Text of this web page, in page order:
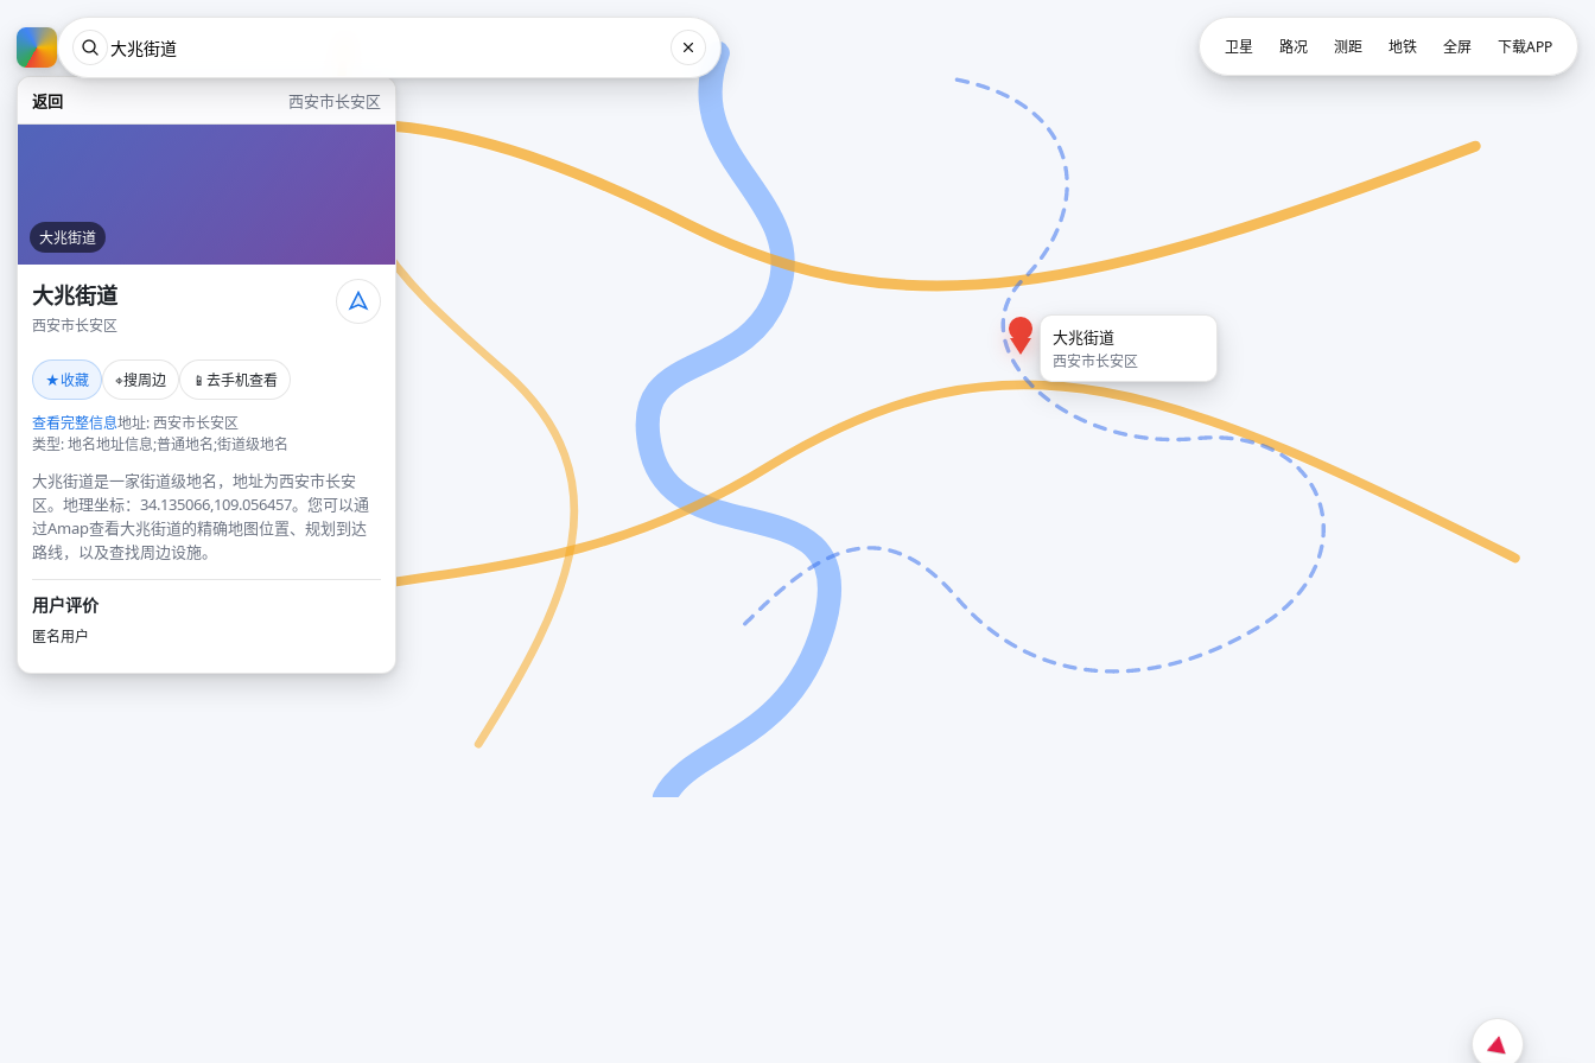
返回 西安市长安区
大兆街道
大兆街道
西安市长安区
★收藏 ⌖搜周边 📱 去手机查看
查看完整信息地址: 西安市长安区
类型: 地名地址信息;普通地名;街道级地名
大兆街道是一家街道级地名，地址为西安市长安
区。地理坐标：34.135066,109.056457。您可以通
过Amap查看大兆街道的精确地图位置、规划到达
路线，以及查找周边设施。
用户评价
匿名用户
大兆街道
西安市长安区
卫星 路况 测距 地铁 全屏 下载APP